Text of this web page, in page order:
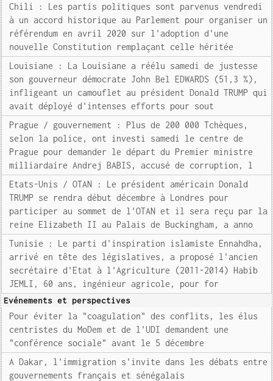
Chili : Les partis politiques sont parvenus vendredi
à un accord historique au Parlement pour organiser un
référendum en avril 2020 sur l'adoption d'une
nouvelle Constitution remplaçant celle héritée
Louisiane : La Louisiane a réélu samedi de justesse
son gouverneur démocrate John Bel EDWARDS (51,3 %),
infligeant un camouflet au président Donald TRUMP qui
avait déployé d'intenses efforts pour sout
Prague / gouvernement : Plus de 200 000 Tchèques,
selon la police, ont investi samedi le centre de
Prague pour demander le départ du Premier ministre
milliardaire Andrej BABIS, accusé de corruption, l
Etats-Unis / OTAN : Le président américain Donald
TRUMP se rendra début décembre à Londres pour
participer au sommet de l'OTAN et il sera reçu par la
reine Elizabeth II au Palais de Buckingham, a anno
Tunisie : Le parti d'inspiration islamiste Ennahdha,
arrivé en tête des législatives, a proposé l'ancien
secrétaire d'Etat à l'Agriculture (2011-2014) Habib
JEMLI, 60 ans, ingénieur agricole, pour for
Evénements et perspectives
Pour éviter la "coagulation" des conflits, les élus
centristes du MoDem et de l'UDI demandent une
"conférence sociale" avant le 5 décembre
A Dakar, l'immigration s'invite dans les débats entre
gouvernements français et sénégalais